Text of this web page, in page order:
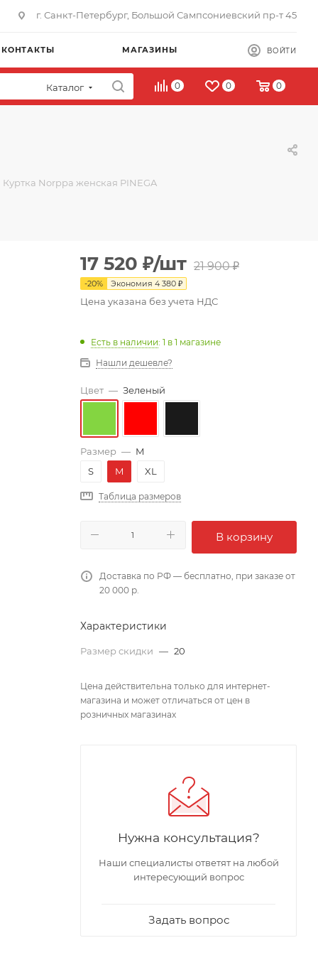
г. Санкт-Петербург, Большой Сампсониевский пр-т 45
КОНТАКТЫ МАГАЗИНЫ ВОЙТИ
Каталог 0 0 0
Куртка Norppa женская PINEGA
17 520 ₽/шт 21 900₽
-20% Экономия 4 380 ₽
Цена указана без учета НДС
Есть в наличии: 1 в 1 магазине
Нашли дешевле?
Цвет — Зеленый
Размер — M
S
M XL
Таблица размеров
В корзину
Доставка по РФ — бесплатно, при заказе от
20 000 р.
Характеристики
Размер скидки — 20
Цена действительна только для интернет-
магазина и может отличаться от цен в
розничных магазинах
Нужна консультация?
Наши специалисты ответят на любой
интересующий вопрос
Задать вопрос